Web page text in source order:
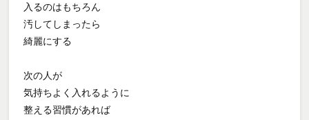
入るのはもちろん
汚してしまったら
綺麗にする
次の人が
気持ちよく入れるように
整える習慣があれば